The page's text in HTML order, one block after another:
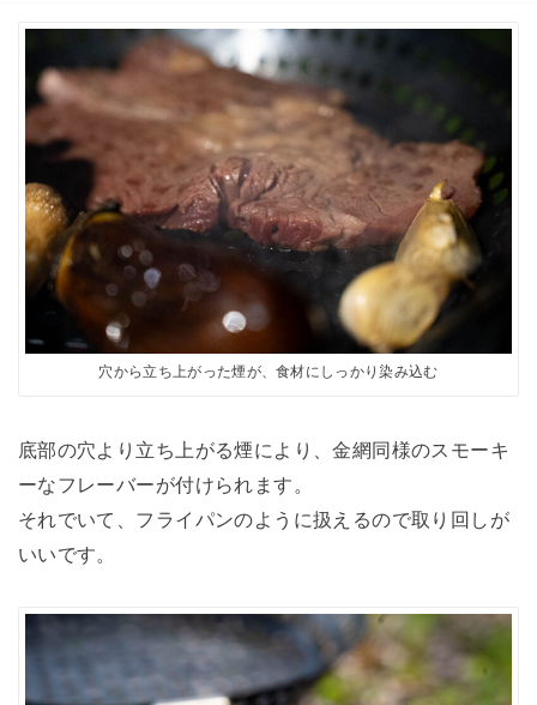
穴から立ち上がった煙が、食材にしっかり染み込む
底部の穴より立ち上がる煙により、金網同様のスモーキ
ーなフレーバーが付けられます。
それでいて、フライパンのように扱えるので取り回しが
いいです。